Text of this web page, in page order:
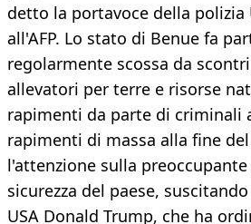
detto la portavoce della polizia
all'AFP. Lo stato di Benue fa
regolarmente scossa da
allevatori per terre e risorse
rapimenti da parte di criminali
rapimenti di massa alla fine
l'attenzione sulla
sicurezza del paese,
USA Donald Trump, che ha